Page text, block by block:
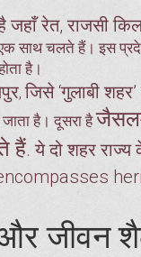
जहाँ रेत, राजसी
साथ चलते हैं। इस प्रदेश
है।
,जिसे ‘गुलाबी
है। दूसरा है
हैं. ये दो शहर
जीवन